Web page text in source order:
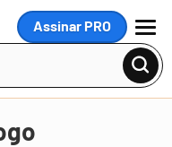
Assinar PRO
MENU